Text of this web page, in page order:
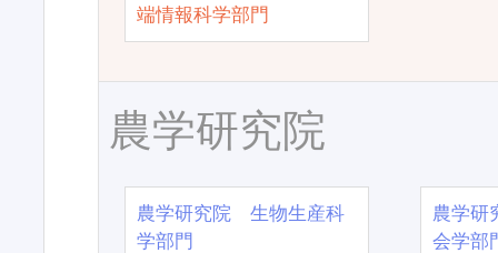
端情報科学部門
農学研究院
農学研究院 生物生産科
学部門
農学
会学部